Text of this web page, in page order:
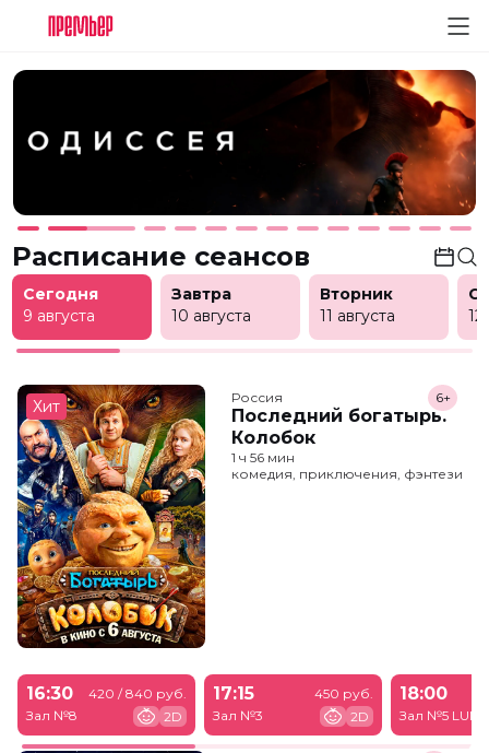
Расписание сеансов
Сегодня
9 августа
Завтра
10 августа
Вторник
11 августа
12
Хит Россия
Последний богатырь.
Колобок
6+
1 ч 56 мин
комедия, приключения, фэнтези
16:30
Зал №8
420 / 840 руб.
2D
17:15
Зал №3
450 руб.
2D
18:00
Зал №5